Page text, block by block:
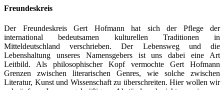
Freundeskreis
Der Freundeskreis Gert Hofmann hat sich der Pflege der
international bedeutsamen kulturellen Traditionen in
Mitteldeutschland verschrieben. Der Lebensweg und die
Lebenshaltung unseres Namensgebers ist uns dabei eine Art
Leitbild. Als philosophischer Kopf vermochte Gert Hofmann
Grenzen zwischen literarischen Genres, wie solche zwischen
Literatur, Kunst und Wissenschaft zu überschreiten. Hier wollen wir